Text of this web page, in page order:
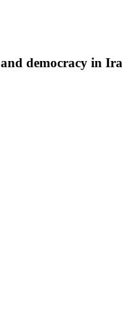
and democracy in